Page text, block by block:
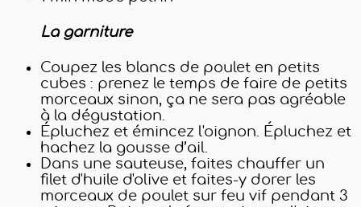
La garniture
Coupez les blancs de poulet en petits
cubes : prenez le temps de faire de petits
morceaux sinon, ça ne sera pas agréable
à la dégustation.
Épluchez et émincez l'oignon. Épluchez et
hachez la gousse d’ail.
Dans une sauteuse, faites chauffer un
filet d'huile d'olive et faites-y dorer les
morceaux de poulet sur feu vif pendant 3